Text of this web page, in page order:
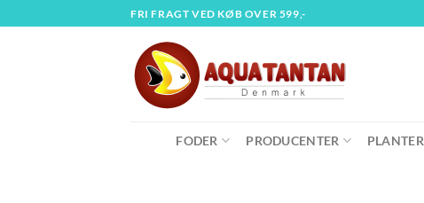
til
FRI FRAGT VED KØB OVER 599,-
FODER PRODUCENTER PLANTER